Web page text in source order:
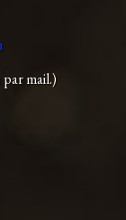
par mail.)